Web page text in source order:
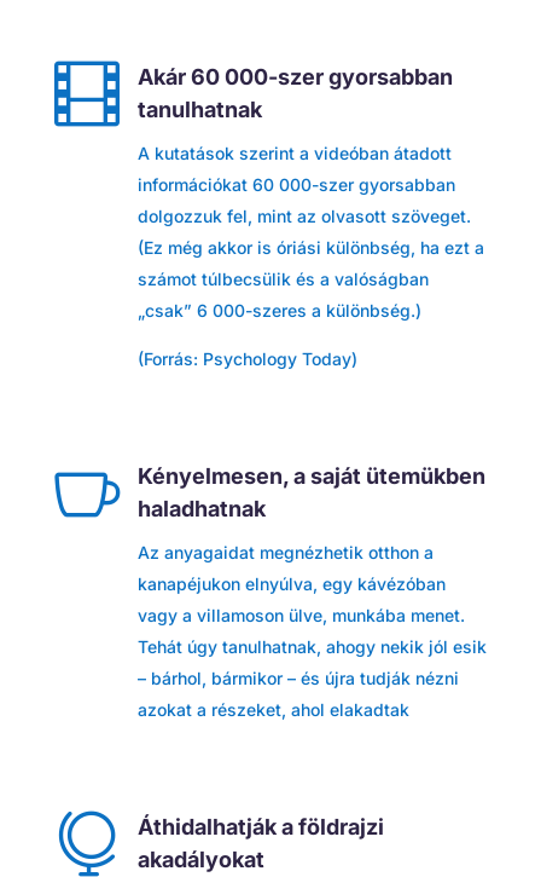

Akár 60 000-szer gyorsabban
tanulhatnak
A kutatások szerint a videóban átadott
információkat 60 000-szer gyorsabban
dolgozzuk fel, mint az olvasott szöveget.
(Ez még akkor is óriási különbség, ha ezt a
számot túlbecsülik és a valóságban
„csak” 6 000-szeres a különbség.)
(Forrás: Psychology Today)

Kényelmesen, a saját ütemükben
haladhatnak
Az anyagaidat megnézhetik otthon a
kanapéjukon elnyúlva, egy kávézóban
vagy a villamoson ülve, munkába menet.
Tehát úgy tanulhatnak, ahogy nekik jól esik
– bárhol, bármikor – és újra tudják nézni
azokat a részeket, ahol elakadtak

Áthidalhatják a földrajzi
akadályokat